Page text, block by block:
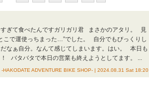
ぎて食べたんですガリガリ君 まさかのアタリ。 見
こで運使っちまった…”でした。 自分でもびっくりし
なぁ自分。なんて感じてしまいます。はい。 本日も
バタバタで本日の営業も終えようとしてます。 ...
ADVENTURE BIKE SHOP- | 2024.08.31 Sat 18:20